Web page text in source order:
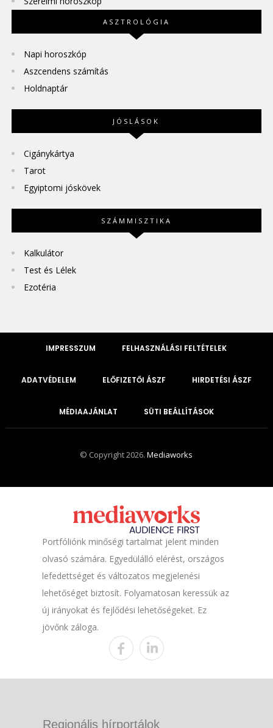
ASZTROLÓGIA
Napi horoszkóp
Aszcendens számítás
Holdnaptár
JÓSLÁSOK
Cigánykártya
Tarot
Egyiptomi jóskövek
SZÁMMISZTIKA
Kalkulátor
Test és Lélek
Ezotéria
IMPRESSZUM FELHASZNÁLÁSI FELTÉTELEK
ADATVÉDELEM ELŐFIZETŐI ÁSZF HIRDETÉSI ÁSZF
MÉDIAAJÁNLAT SÜTI BEÁLLÍTÁSOK
© Copyright 2026.Mediaworks
Portfóliónk minőségi tartalmat jelent minden
olvasó számára. Egyedülálló elérést, országos
lefedettséget és változatos megjelenési
lehetőséget biztosít. Folyamatosan keressük az
új irányokat és fejlődési lehetőségeket. Ez
jövőnk záloga.
Regionális hírportálok